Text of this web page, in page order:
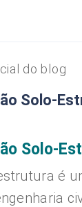
do blog
Solo-
Solo-
é